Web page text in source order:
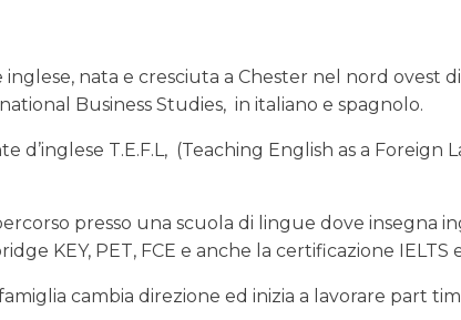
nata e cresciuta a Chester nel nord ovest
Business Studies, in italiano e spagnolo.
T.E.F.L, (Teaching English as a Foreign
presso una scuola di lingue dove insegna
KEY, PET, FCE e anche la certificazione IELTS
cambia direzione ed inizia a lavorare part